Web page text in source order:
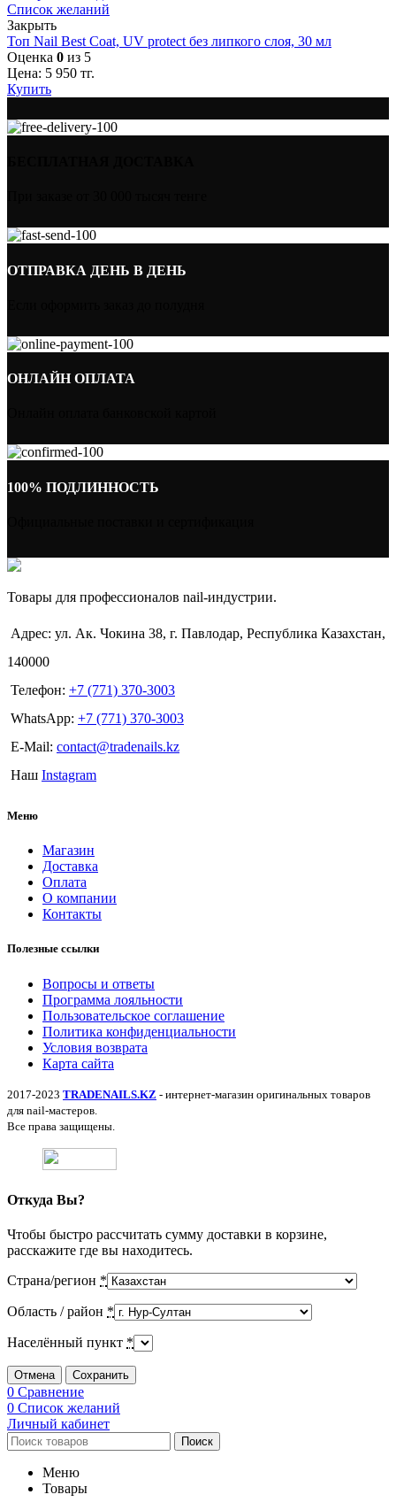
Список желаний
Закрыть
Топ Nail Best Coat, UV protect без липкого слоя, 30 мл
Оценка 0 из 5
Цена: 5 950 тг.
Купить
ОТПРАВКА ДЕНЬ В ДЕНЬ
ОНЛАЙН ОПЛАТА
100% ПОДЛИННОСТЬ
Товары для профессионалов nail-индустрии.
Адрес: ул. Ак. Чокина 38, г. Павлодар, Республика Казахстан,
140000
Телефон: +7 (771) 370-3003
WhatsApp: +7 (771) 370-3003
E-Mail: contact@tradenails.kz
Наш Instagram
Меню
Магазин
Доставка
Оплата
О компании
Контакты
Полезные ссылки
Вопросы и ответы
Программа лояльности
Пользовательское соглашение
Политика конфиденциальности
Условия возврата
Карта сайта
2017-2023 TRADENAILS.KZ - интернет-магазин оригинальных товаров
для nail-мастеров.
Все права защищены.
Откуда Вы?
Чтобы быстро рассчитать сумму доставки в корзине,
расскажите где вы находитесь.
Страна/регион *
Область / район *
Населённый пункт *
Отмена Сохранить
0 Сравнение
0 Список желаний
Личный кабинет
Поиск
Меню
Товары